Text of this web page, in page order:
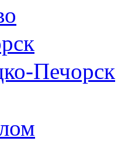
Печорск